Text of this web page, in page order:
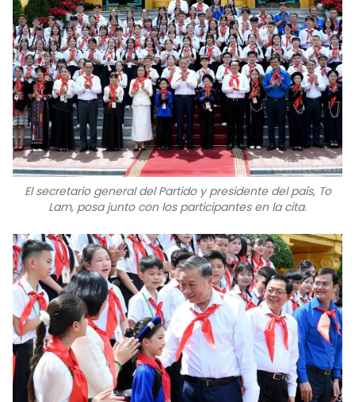
El secretario general del Partido y presidente del país, To
Lam, posa junto con los participantes en la cita.